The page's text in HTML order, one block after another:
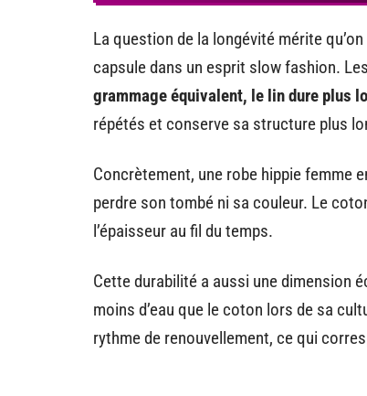
La question de la longévité mérite
capsule dans un esprit slow fashion.
grammage équivalent, le lin dure plus
répétés et conserve sa structure plus
Concrètement, une robe hippie femme
perdre son tombé ni sa couleur. Le
l’épaisseur au fil du temps.
Cette durabilité a aussi une dimension
moins d’eau que le coton lors de sa
rythme de renouvellement, ce qui